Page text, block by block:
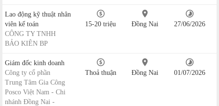
Lao động kỹ thuật nhân
viên kế toán
CÔNG TY TNHH
BẢO KIÊN BP
15-20 triệu Đồng Nai 27/06/2026
Giám đốc kinh doanh
Công ty cổ phần
Trung Tâm Gia Công
Posco Việt Nam - Chi
nhánh Đồng Nai -
Thoả thuận Đồng Nai 01/07/2026